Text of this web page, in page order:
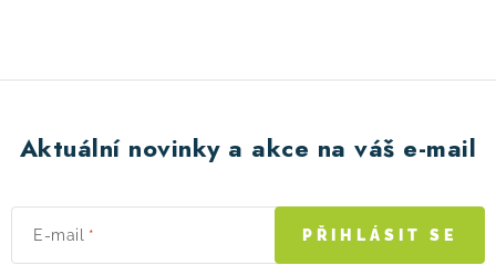
r
k
y
v
p
Aktuální novinky a akce na váš e-mail
E-mail PŘIHLÁSIT SE